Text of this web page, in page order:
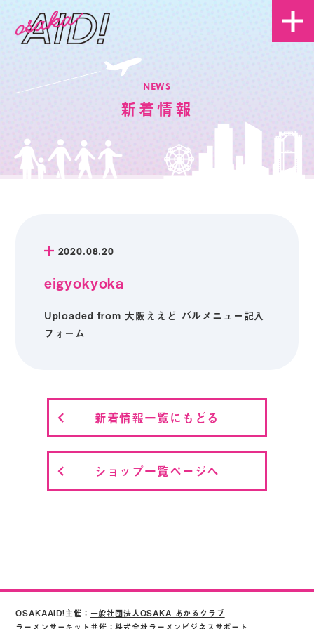
NEWS
新着情報
2020.08.20
eigyokyoka
Uploaded from 大阪ええど バルメニュー記入
フォーム
新着情報一覧にもどる
ショップ一覧ページへ
OSAKAAID!主催： 一般社団法人OSAKA あかるクラブ